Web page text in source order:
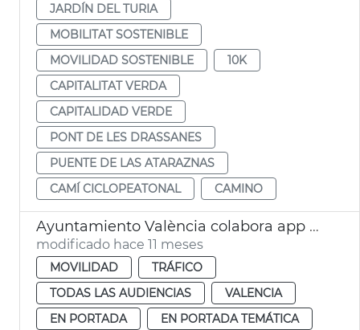
JARDÍN DEL TURIA
MOBILITAT SOSTENIBLE
MOVILIDAD SOSTENIBLE
10K
CAPITALITAT VERDA
CAPITALIDAD VERDE
PONT DE LES DRASSANES
PUENTE DE LAS ATARAZNAS
CAMÍ CICLOPEATONAL
CAMINO
Ayuntamiento València colabora app Waze seguridad vial colegios
modificado hace 11 meses
MOVILIDAD
TRÁFICO
TODAS LAS AUDIENCIAS
VALENCIA
EN PORTADA
EN PORTADA TEMÁTICA